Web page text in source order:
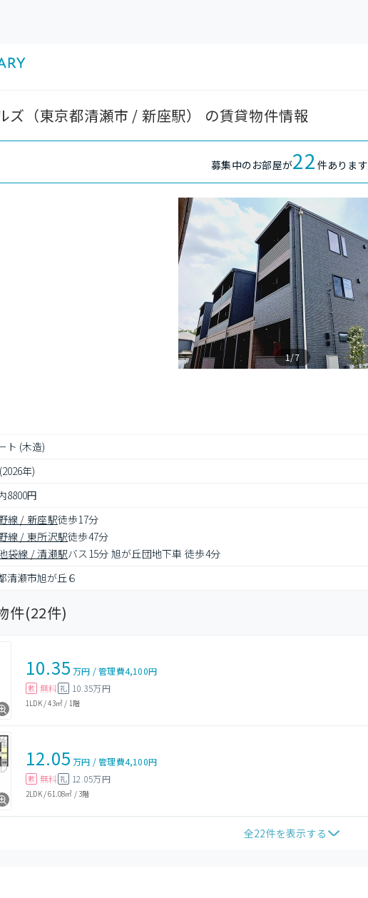
ズ（東京都清瀬市 / 新座駅） の賃貸物件情報
募集中のお部屋が22 件あります
1/7
ト (木造)
年)
8800円
線 / 新座駅徒歩17分
線 / 東所沢駅徒歩47分
袋線 / 清瀬駅バス15分 旭が丘団地下車 徒歩4分
清瀬市旭が丘６
件(22件)
10.35 万円 /管理費4,100円
敷 無料 礼 10.35万円
1LDK/43㎡ / 1階
12.05 万円 /管理費4,100円
敷 無料 礼 12.05万円
2LDK/61.08㎡ /3階
全22件を表示する